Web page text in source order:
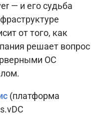
— и его судьба
от того, как
решает вопрос
ОС
(платформа